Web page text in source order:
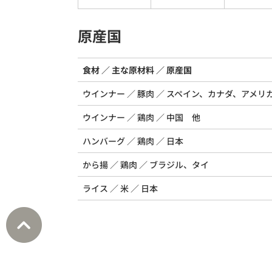
原産国
食材 主な原材料
原産国
ウインナー
豚肉
スペイン、カナダ、アメ
ウインナー
鶏肉
中国 他
ハンバーグ
鶏肉
日本
から揚
鶏肉
ブラジル、タイ
ライス
米 日本